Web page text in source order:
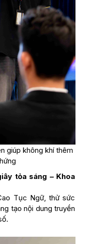
giúp không khí thêm
tỏa sáng – Khoa
Tục Ngữ, thử sức
tạo nội dung truyền